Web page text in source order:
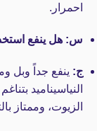
احمرار.
س: هل ينفع
ج: ينفع جداً وبل
النياسيناميد
الزيوت، وممتاز